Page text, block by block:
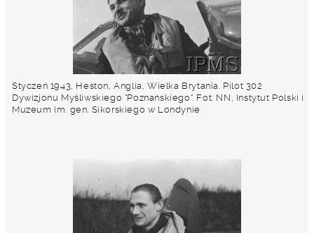
Styczeń 1943, Heston, Anglia, Wielka Brytania. Pilot 302
Dywizjonu Myśliwskiego "Poznańskiego". Fot. NN, Instytut Polski i
Muzeum im. gen. Sikorskiego w Londynie